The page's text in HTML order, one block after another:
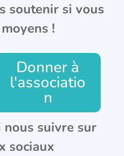
soutenir si vous
!
Donner à
l'associatio
n
nous suivre sur
sociaux